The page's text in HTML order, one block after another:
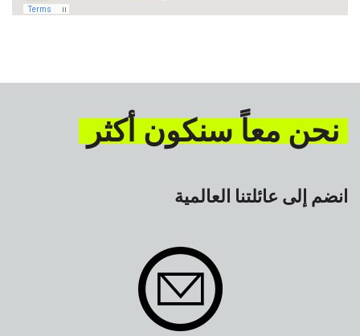
نحن معاً سنكون أكثر
انضم إلى عائلتنا العالمية